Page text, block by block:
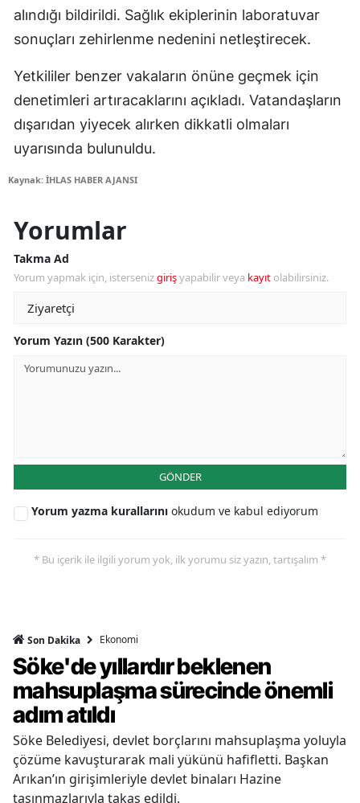
alındığı bildirildi. Sağlık ekiplerinin laboratuvar
sonuçları zehirlenme nedenini netleştirecek.
Yetkililer benzer vakaların önüne geçmek için
denetimleri artıracaklarını açıkladı. Vatandaşların
dışarıdan yiyecek alırken dikkatli olmaları
uyarısında bulunuldu.
Kaynak: İHLAS HABER AJANSI
Yorumlar
Takma Ad
Yorum yapmak için, istersenizgirişyapabilir veya kayıt olabilirsiniz.
Yorum Yazın (500 Karakter)
GÖNDER
Yorum yazma kurallarını okudum ve kabul ediyorum
* Bu içerik ile ilgili yorum yok, ilk yorumu siz yazın, tartışalım *
Son Dakika Ekonomi
Söke'de yıllardır beklenen
mahsuplaşma sürecinde önemli
adım atıldı
Söke Belediyesi, devlet borçlarını mahsuplaşma yoluyla
çözüme kavuşturarak mali yükünü hafifletti. Başkan
Arıkan’ın girişimleriyle devlet binaları Hazine
taşınmazlarıyla takas edildi.